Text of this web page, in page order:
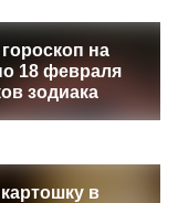
на
18 февраля
зодиака
в